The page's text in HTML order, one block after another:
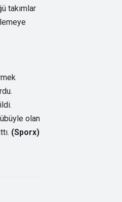
takımlar
olan
(Sporx)